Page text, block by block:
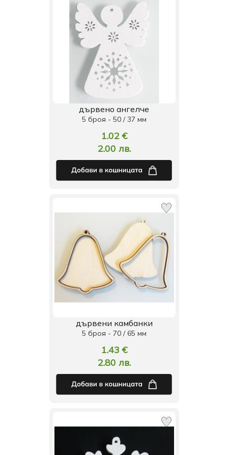
дървено ангелче
5 броя - 50 / 37 мм
1.02 €
2.00 лв.
дървени камбанки
5 броя - 70 / 65 мм
1.43 €
2.80 лв.